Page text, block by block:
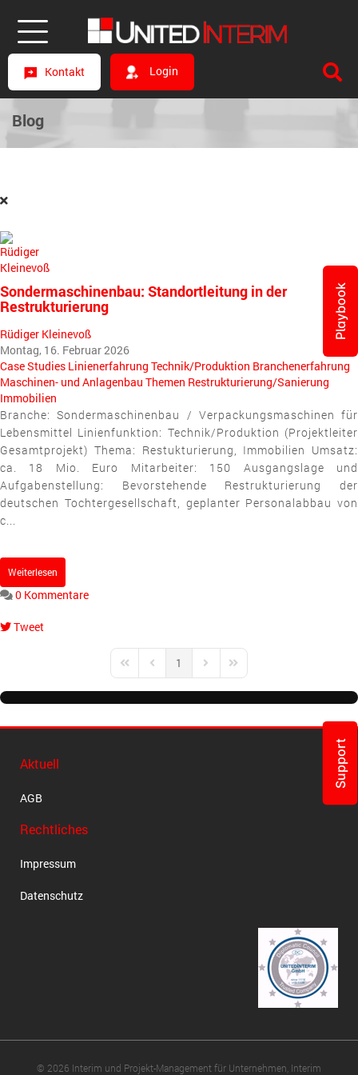
Kontakt Login
Blog
Sondermaschinenbau: Standortleitung in der
Restrukturierung
Rüdiger Kleinevoß
Montag, 16. Februar 2026
Case Studies Linienerfahrung Technik/Produktion Branchenerfahrung
Maschinen- und Anlagenbau Themen Restrukturierung/Sanierung
Immobilien
Branche: Sondermaschinenbau / Verpackungsmaschinen für
Lebensmittel Linienfunktion: Technik/Produktion (Projektleiter
Gesamtprojekt) Thema: Restukturierung, Immobilien Umsatz:
ca. 18 Mio. Euro Mitarbeiter: 150 Ausgangslage und
Aufgabenstellung: Bevorstehende Restrukturierung der
deutschen Tochtergesellschaft, geplanter Personalabbau von
c...
Weiterlesen
0 Kommentare
Tweet
First PagePrevious Page
1 Next PageLast Page
Aktuell
AGB
Rechtliches
Impressum
Datenschutz
© 2026 Interim und Projekt-Management für Unternehmen, Interim
Playbook
Support